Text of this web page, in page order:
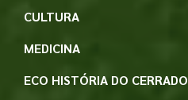
CULTURA
MEDICINA
ECO HISTÓRIA DO CERRADO